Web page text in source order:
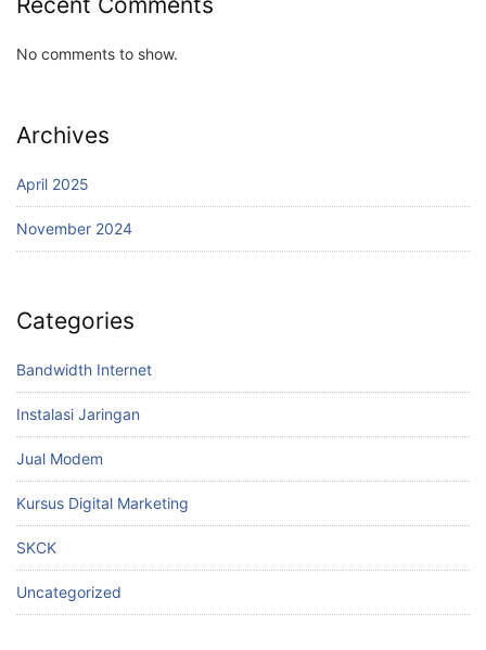
No comments to show.
Archives
April 2025
November 2024
Categories
Bandwidth Internet
Instalasi Jaringan
Jual Modem
Kursus Digital Marketing
SKCK
Uncategorized